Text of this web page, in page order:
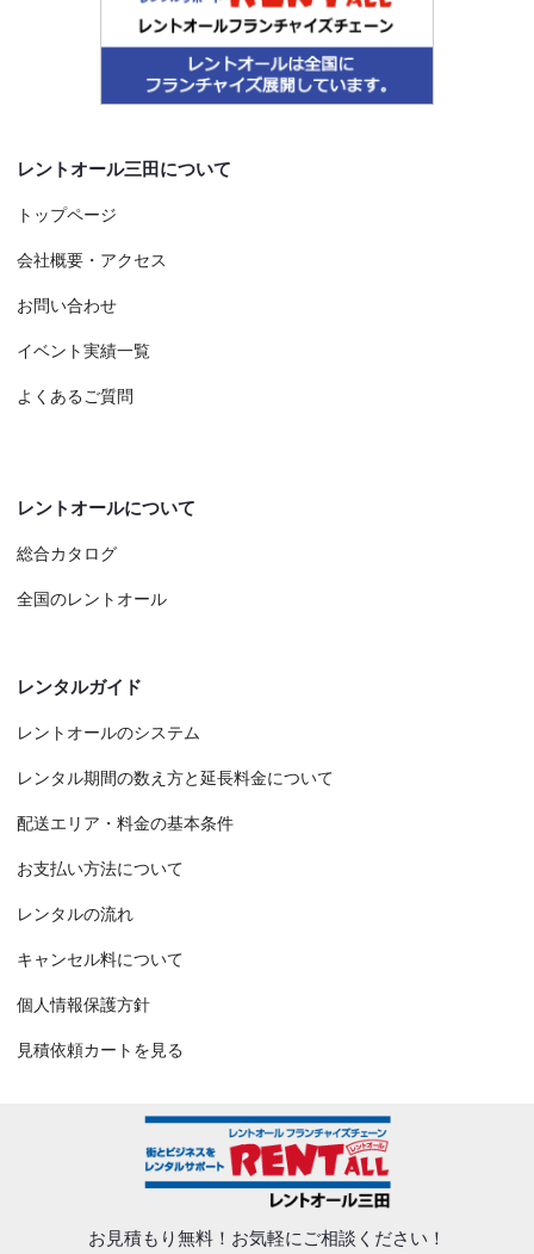
レントオール三田について
トップページ
会社概要・アクセス
お問い合わせ
イベント実績一覧
よくあるご質問
レントオールについて
総合カタログ
全国のレントオール
レンタルガイド
レントオールのシステム
レンタル期間の数え方と延長料金について
配送エリア・料金の基本条件
お支払い方法について
レンタルの流れ
キャンセル料について
個人情報保護方針
見積依頼カートを見る
お見積もり無料！ お気軽にご相談ください！